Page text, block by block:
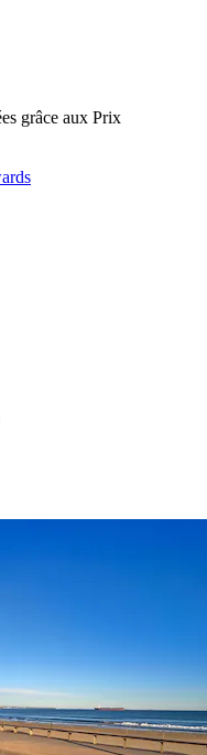
grâce aux Prix